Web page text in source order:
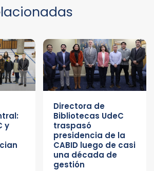
y
Directora de
Bibliotecas UdeC
traspasó
presidencia de la
CABID luego de casi
una década de
gestión